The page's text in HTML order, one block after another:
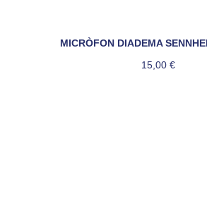
MICRÒFON DIADEMA
15,00 €